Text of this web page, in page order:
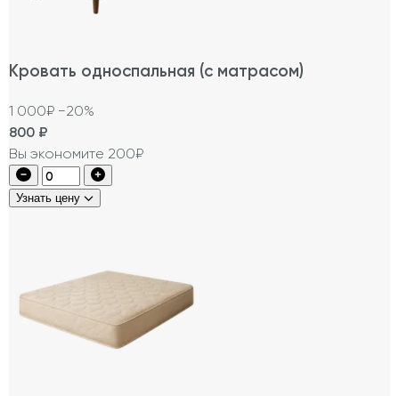
Кровать односпальная (с матрасом)
1 000₽ −20%
800 ₽
Вы экономите 200₽
Узнать цену